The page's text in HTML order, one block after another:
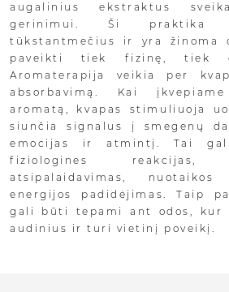
augalinius ekstraktus
gerinimui. Ši praktika
tūkstantmečius ir yra žinoma
paveikti tiek fizinę, tiek
Aromaterapija veikia per
absorbavimą. Kai
aromatą, kvapas stimuliuoja
siunčia signalus į smegenų
emocijas ir atmintį. Tai
fiziologines
atsipalaidavimas,
energijos padidėjimas. Taip
gali būti tepami ant odos, kur
audinius ir turi vietinį poveikį.